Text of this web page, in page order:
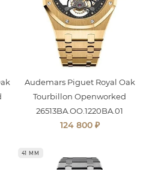
Audemars Piguet Royal Oak
Tourbillon Openworked
26513BA.OO.1220BA.01
124 800 ₽
41 ММ